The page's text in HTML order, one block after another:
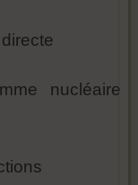
nucléaire